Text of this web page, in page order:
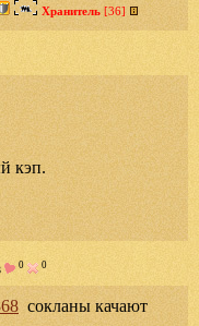
Хранитель [36]
кэп.
0 0
сокланы качают